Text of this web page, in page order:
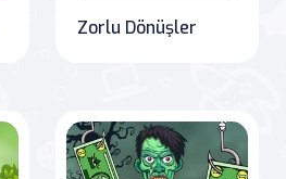
Zorlu Dönüşler